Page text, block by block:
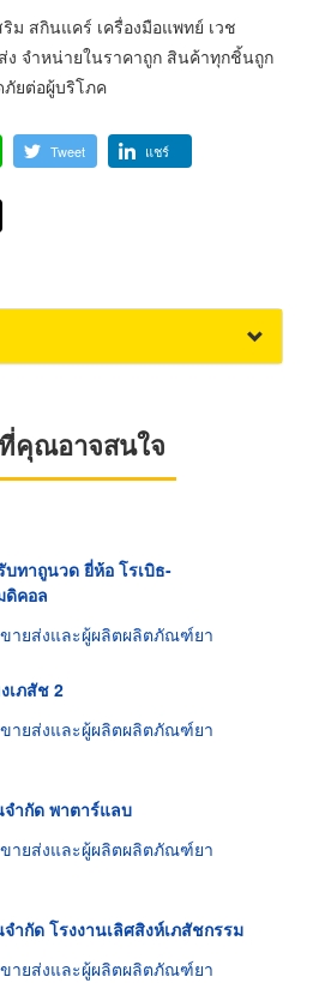
ม สกินแคร์ เครื่องมือแพทย์ เวช
ง จำหน่ายในราคาถูก สินค้าทุกชิ้นถูก
ยต่อผู้บริโภค
Tweet แชร์
คุณอาจสนใจ
ทาถูนวด ยี่ห้อ โรเบิธ-
ดิคอล
ขายส่งและผู้ผลิตผลิตภัณฑ์ยา
เภสัช 2
ขายส่งและผู้ผลิตผลิตภัณฑ์ยา
ำกัด พาตาร์แลบ
ขายส่งและผู้ผลิตผลิตภัณฑ์ยา
ำกัด โรงงานเลิศสิงห์เภสัชกรรม
ขายส่งและผู้ผลิตผลิตภัณฑ์ยา